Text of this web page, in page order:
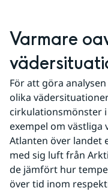
Varmare
För att göra
olika
cirkulationsmönster
exempel om
Atlanten över landet
med sig luft från
de jämfört hur
över tid inom